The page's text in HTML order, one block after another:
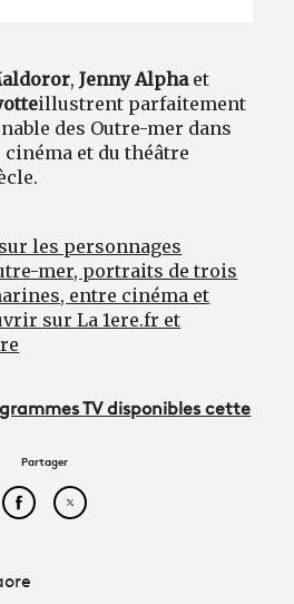
, Jenny Alpha et
illustrent parfaitement
des Outre-mer dans
et du théâtre
les personnages
mer, portraits de trois
entre cinéma et
sur La 1ere.fr et
TV disponibles cette
Partager
Partager cet article sur
Partager cet article sur